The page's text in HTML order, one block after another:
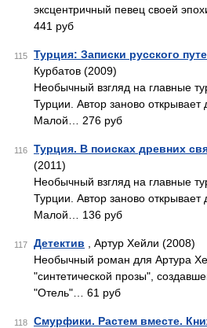
эксцентричный певец своей
441 руб
115 Турция: Записки русского
Курбатов (2009)
Необычный взгляд на главные
Турции. Автор заново
Малой… 276 руб
116 Турция. В поисках древних
(2011)
Необычный взгляд на главные
Турции. Автор заново
Малой… 136 руб
117 Детектив , Артур Хейли (2008)
Необычный роман для Артура
"синтетической прозы",
"Отель"… 61 руб
118 Смурфики. Растем вместе.